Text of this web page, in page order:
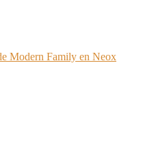
Modern Family en Neox